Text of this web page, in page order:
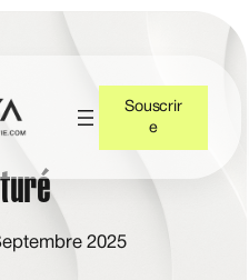
Souscrir
e
2025